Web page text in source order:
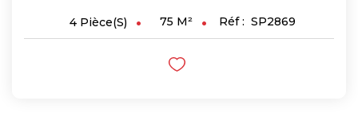
4 Pièce(s) 75 M² Réf : SP2869